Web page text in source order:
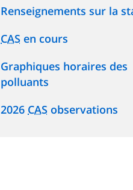
Renseignements sur la
CAS en cours
Graphiques horaires des
polluants
2026 CAS observations